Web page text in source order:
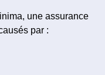
une assurance
par :